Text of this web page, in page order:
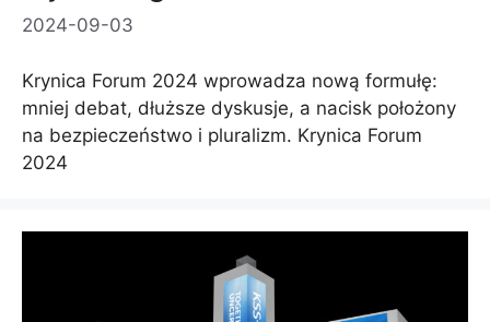
2024-09-03
Krynica Forum 2024 wprowadza nową formułę:
mniej debat, dłuższe dyskusje, a nacisk położony
na bezpieczeństwo i pluralizm. Krynica Forum
2024